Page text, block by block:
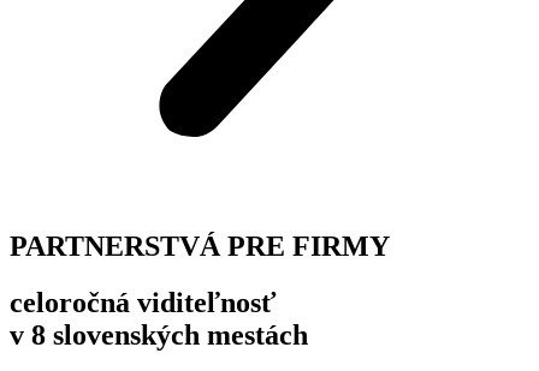
PARTNERSTVÁ PRE FIRMY
celoročná viditeľnosť
v 8 slovenských mestách